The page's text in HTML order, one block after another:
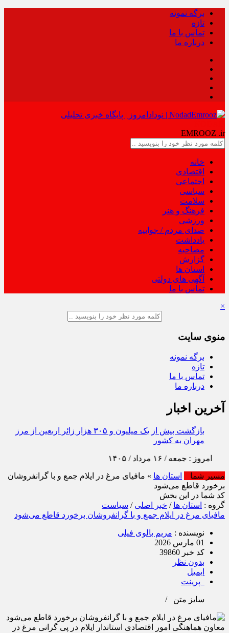
برگه نمونه
تازه
تماس با ما
درباره ما
EMROOZ .ir
خانه
اقتصادی
اجتماعی
سیاسی
سلامت
فرهنگ و هنر
ورزشی
صدای مردم / جوابیه
یادداشت
مصاحبه
گزارش
استان ها
آگهی های دولتی
تماس با ما
×
منوی سایت
برگه نمونه
تازه
تماس با ما
درباره ما
آخرین اخبار
استمرار بازدیدهای کمی و
مسیر شما
» مافیای مرغ در ایلام جمع و با گرانفروشان
برخورد قاطع می‌شود
کد شما در این بخش
گروه :استان ها/خبر اصلی
مافیای مرغ در ایلام جمع و با گرانفروشان برخورد قاطع می‌شود
01 مارس 2026
کد خبر 39860
بدون نظر
ایمیل
پرینت
معاون هماهنگی امور اقتصادی استاندار ایلام در پی گرانی مرغ در
ایلام، همه زنجیره از تولید تا توزیع را مقصر دانست و بر برخورد